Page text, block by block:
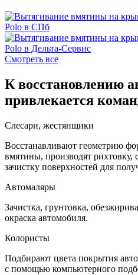
Смотреть все
К восстановлению
привлекается
Слесари, жестянщики
Восстанавливают геометрию
вмятины, производят рихтовку,
зачистку поверхностей для
Автомаляры
Зачистка, грунтовка,
окраска автомобиля.
Колористы
Подбирают цвета покрытия
с помощью компьютерного